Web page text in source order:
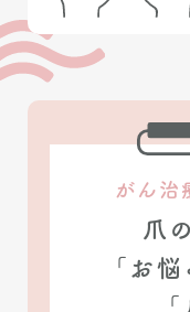
がん治
爪
「お悩